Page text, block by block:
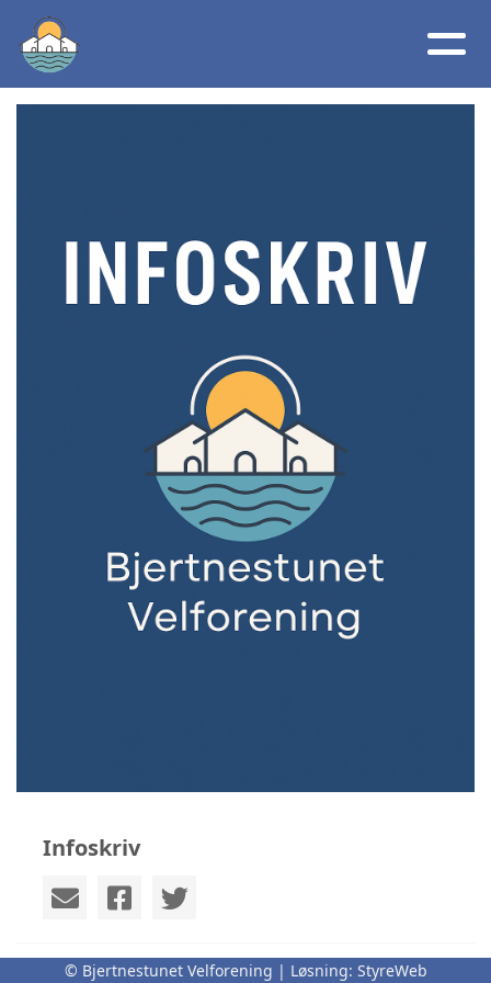
Infoskriv
© Bjertnestunet Velforening | Løsning: StyreWeb